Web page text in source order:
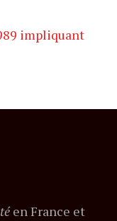
impliquant
en France et